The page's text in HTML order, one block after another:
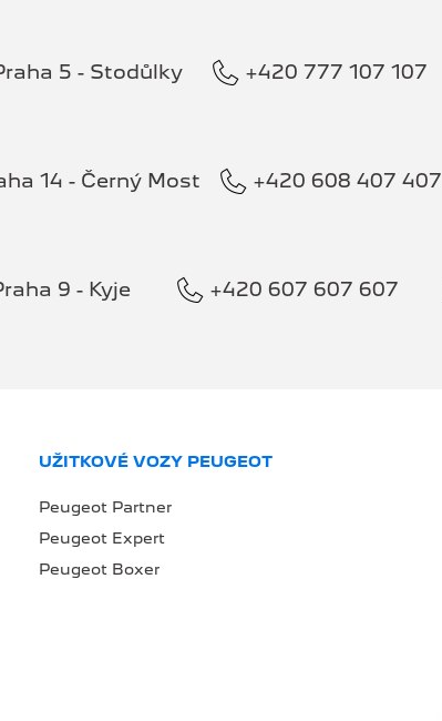
5 - Stodůlky +420 777 107 107
14 - Černý Most +420 608 407 407
9 - Kyje +420 607 607 607
UŽITKOVÉ VOZY PEUGEOT
Peugeot Partner
Peugeot Expert
Peugeot Boxer